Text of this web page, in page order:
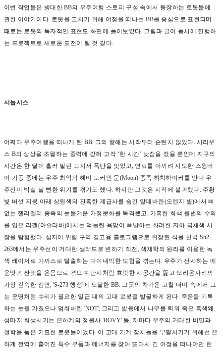
이번 작업들은 방대한BB의 우주여행 스토리 구성 속에서 등장하는 로봇들에
관한 이야기이다. 로봇을 고치기 위해 여정을 떠나는 BB를 중심으로 표현되며
때로는 로봇의 독자적인 표현도 화면에 풀어보았다. 그림과 글이 동시에 진행하
는 프로젝트로 새로운 도전이 될 것 같다.
시놉시스
어쩌다 우주여행을 떠나게 된 BB. 그의 항해는 시작부터 순탄치 않았다. 시리우
스 B의 상상을 초월하는 중력에 갇혀 고작 ‘한 시간’ 낮잠을 잤을 뿐인데 지구의
시간은 한 달이 흘러 밀린 고지서 폭탄을 맞았고, 연료를 아끼려 시도한 스윙바
이 기동 중에는 우주 최악의 헤비 토커인 문(Moon) 종족 히치하이커를 만나 우
주선이 박살 날 뻔한 위기를 겪기도 했다. 하지만 그것은 시작에 불과했다. 주황
빛 버섯 지붕 아래 삼원색의 잔혹한 계급사를 숨긴 알데바란(오렌지 별)에서 뼈
없는 젤리젤리 종족의 눈물겨운 가정문화를 목격했고, 가혹한 회색 율법의 수의
를 입은 리겔(아슈라바)에서는 억눌린 욕망이 폭발하는 화려한 지하 극채색 시
장을 탐험했다. 심지어 위험 구역 경고용 홀로그램으로 위장된 식물 천국 Sh2-
263에서는 우주선이 거대한 샐러드로 변하기 직전 , 색채학의 원리를 이용한 녹
색 레이저로 가까스로 탈출하는 다이내믹한 모험을 겪는다. 우주가 선사하는 매
운맛과 짠맛을 온몸으로 겪으며 난시처럼 흐릿한 시공간을 뚫고 오리온자리의
가장 깊숙한 심연, 'S-273행성'에 도달한BB. 그곳의 차가운 고철 더미 속에서 그
는 운명처럼 수리가 필요한 일곱 대의 고대 로봇을 발굴하게 된다. 죽음을 기록
하는 눈을 가졌으나 멈춰버린 'NOT', 그리고 발등에서 나무를 틔워 죽은 흑색왜
성마저 회생시키는 은하계의 정원사 'ROVY' 등, 저마다 우주의 거대한 비밀과
철학을 품은 기묘한 로봇들이었다. 이 고대 기계 장치들을 부활시키기 위해선 은
하계 전역에 흩어진 특수 부품과 에너지를 찾아 또다시 긴 여정을 떠나야만 한